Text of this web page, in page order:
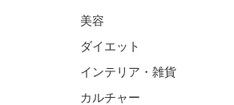
美容
ダイエット
インテリア・雑貨
カルチャー